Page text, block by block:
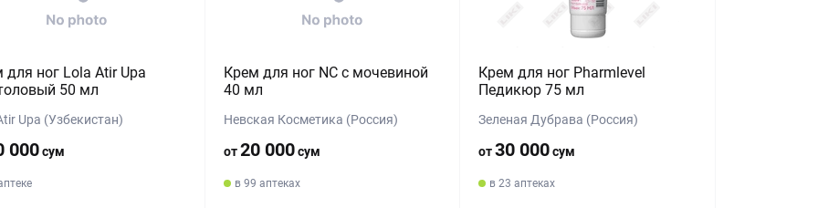
для ног Lola Atir Upa
50 мл
Upa (Узбекистан)
000сум
Крем для ног NC с мочевиной
40 мл
Невская Косметика (Россия)
от20 000сум
в 99 аптеках
Крем для ног Pharmlevel
Педикюр 75 мл
Зеленая Дубрава (Россия)
от30 000сум
в 23 аптеках